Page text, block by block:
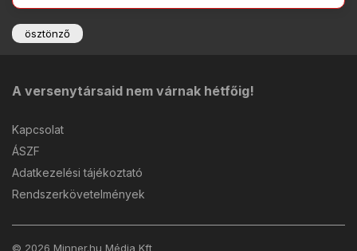
ösztönző
A versenytársaid nem várnak hétfőig!
Kapcsolat
ÁSZF
Adatkezelési tájékoztató
Rendszerkövetelmények
© 2026 Minner.hu Média Kft